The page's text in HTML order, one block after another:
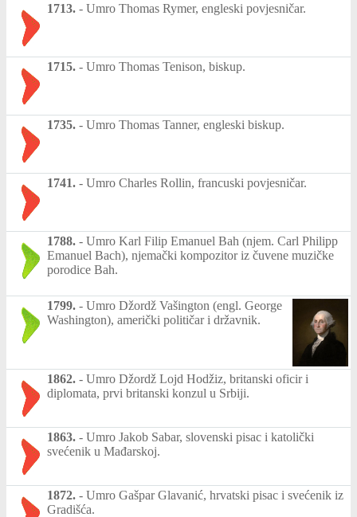
1713. - Umro Thomas Rymer, engleski povjesničar.
1715. - Umro Thomas Tenison, biskup.
1735. - Umro Thomas Tanner, engleski biskup.
1741. - Umro Charles Rollin, francuski povjesničar.
1788. - Umro Karl Filip Emanuel Bah (njem. Carl Philipp
Emanuel Bach), njemački kompozitor iz čuvene muzičke
porodice Bah.
1799. - Umro Džordž Vašington (engl. George
Washington), američki političar i državnik.
1862. - Umro Džordž Lojd Hodžiz, britanski oficir i
diplomata, prvi britanski konzul u Srbiji.
1863. - Umro Jakob Sabar, slovenski pisac i katolički
svećenik u Mađarskoj.
1872. - Umro Gašpar Glavanić, hrvatski pisac i svećenik iz
Gradišća.